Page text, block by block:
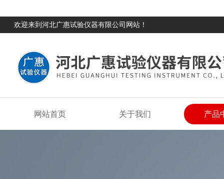
欢迎来到河北广惠试验仪器有限公司网站！
网站首页 关于我们 产品